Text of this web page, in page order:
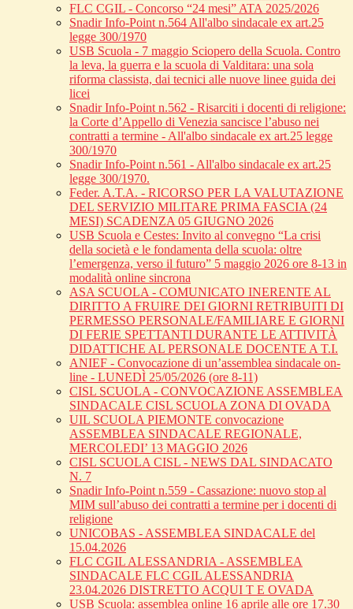
FLC CGIL - Concorso “24 mesi” ATA 2025/2026
Snadir Info-Point n.564 All'albo sindacale ex art.25
legge 300/1970
USB Scuola - 7 maggio Sciopero della Scuola. Contro
la leva, la guerra e la scuola di Valditara: una sola
riforma classista, dai tecnici alle nuove linee guida dei
licei
Snadir Info-Point n.562 - Risarciti i docenti di religione:
la Corte d’Appello di Venezia sancisce l’abuso nei
contratti a termine - All'albo sindacale ex art.25 legge
300/1970
Snadir Info-Point n.561 - All'albo sindacale ex art.25
legge 300/1970.
Feder. A.T.A. - RICORSO PER LA VALUTAZIONE
DEL SERVIZIO MILITARE PRIMA FASCIA (24
MESI) SCADENZA 05 GIUGNO 2026
USB Scuola e Cestes: Invito al convegno “La crisi
della società e le fondamenta della scuola: oltre
l’emergenza, verso il futuro” 5 maggio 2026 ore 8-13 in
modalità online sincrona
ASA SCUOLA - COMUNICATO INERENTE AL
DIRITTO A FRUIRE DEI GIORNI RETRIBUITI DI
PERMESSO PERSONALE/FAMILIARE E GIORNI
DI FERIE SPETTANTI DURANTE LE ATTIVITÀ
DIDATTICHE AL PERSONALE DOCENTE A T.I.
ANIEF - Convocazione di un’assemblea sindacale on-
line - LUNEDÌ 25/05/2026 (ore 8-11)
CISL SCUOLA - CONVOCAZIONE ASSEMBLEA
SINDACALE CISL SCUOLA ZONA DI OVADA
UIL SCUOLA PIEMONTE convocazione
ASSEMBLEA SINDACALE REGIONALE,
MERCOLEDI’ 13 MAGGIO 2026
CISL SCUOLA CISL - NEWS DAL SINDACATO
N. 7
Snadir Info-Point n.559 - Cassazione: nuovo stop al
MIM sull’abuso dei contratti a termine per i docenti di
religione
UNICOBAS - ASSEMBLEA SINDACALE del
15.04.2026
FLC CGIL ALESSANDRIA - ASSEMBLEA
SINDACALE FLC CGIL ALESSANDRIA
23.04.2026 DISTRETTO ACQUI T E OVADA
USB Scuola: assemblea online 16 aprile alle ore 17.30